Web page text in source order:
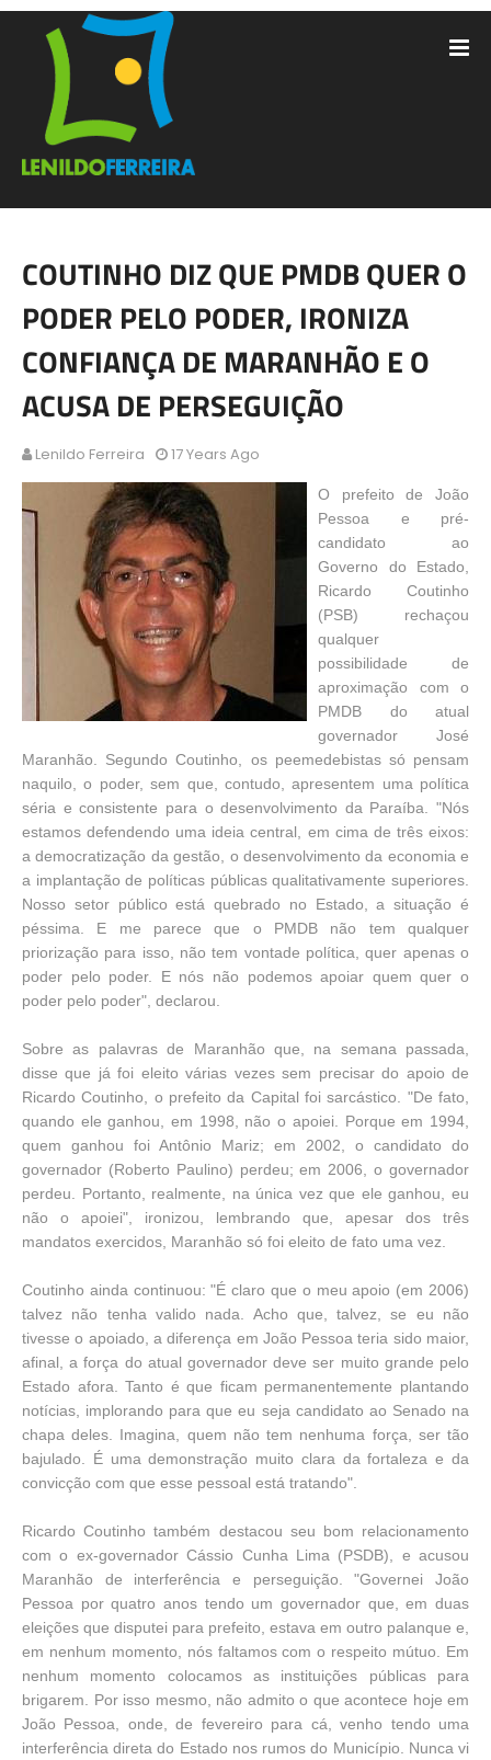
COUTINHO DIZ QUE PMDB QUER O
PODER PELO PODER, IRONIZA
CONFIANÇA DE MARANHÃO E O
ACUSA DE PERSEGUIÇÃO
Lenildo Ferreira 17 Years Ago
O prefeito de João
Pessoa e pré-
candidato ao
Governo do Estado,
Ricardo Coutinho
(PSB) rechaçou
qualquer
possibilidade de
aproximação com o
PMDB do atual
governador José
Maranhão. Segundo Coutinho, os peemedebistas só pensam
naquilo, o poder, sem que, contudo, apresentem uma política
séria e consistente para o desenvolvimento da Paraíba. "Nós
estamos defendendo uma ideia central, em cima de três eixos:
a democratização da gestão, o desenvolvimento da economia e
a implantação de políticas públicas qualitativamente superiores.
Nosso setor público está quebrado no Estado, a situação é
péssima. E me parece que o PMDB não tem qualquer
priorização para isso, não tem vontade política, quer apenas o
poder pelo poder. E nós não podemos apoiar quem quer o
poder pelo poder", declarou.
Sobre as palavras de Maranhão que, na semana passada,
disse que já foi eleito várias vezes sem precisar do apoio de
Ricardo Coutinho, o prefeito da Capital foi sarcástico. "De fato,
quando ele ganhou, em 1998, não o apoiei. Porque em 1994,
quem ganhou foi Antônio Mariz; em 2002, o candidato do
governador (Roberto Paulino) perdeu; em 2006, o governador
perdeu. Portanto, realmente, na única vez que ele ganhou, eu
não o apoiei", ironizou, lembrando que, apesar dos três
mandatos exercidos, Maranhão só foi eleito de fato uma vez.
Coutinho ainda continuou: "É claro que o meu apoio (em 2006)
talvez não tenha valido nada. Acho que, talvez, se eu não
tivesse o apoiado, a diferença em João Pessoa teria sido maior,
afinal, a força do atual governador deve ser muito grande pelo
Estado afora. Tanto é que ficam permanentemente plantando
notícias, implorando para que eu seja candidato ao Senado na
chapa deles. Imagina, quem não tem nenhuma força, ser tão
bajulado. É uma demonstração muito clara da fortaleza e da
convicção com que esse pessoal está tratando".
Ricardo Coutinho também destacou seu bom relacionamento
com o ex-governador Cássio Cunha Lima (PSDB), e acusou
Maranhão de interferência e perseguição. "Governei João
Pessoa por quatro anos tendo um governador que, em duas
eleições que disputei para prefeito, estava em outro palanque e,
em nenhum momento, nós faltamos com o respeito mútuo. Em
nenhum momento colocamos as instituições públicas para
brigarem. Por isso mesmo, não admito o que acontece hoje em
João Pessoa, onde, de fevereiro para cá, venho tendo uma
interferência direta do Estado nos rumos do Município. Nunca vi